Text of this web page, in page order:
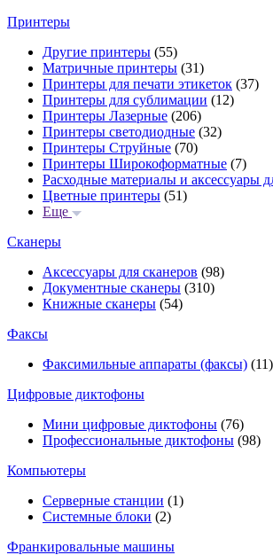
Принтеры
Другие принтеры (55)
Матричные принтеры (31)
Принтеры для печати этикеток (37)
Принтеры для сублимации (12)
Принтеры Лазерные (206)
Принтеры светодиодные (32)
Принтеры Струйные (70)
Принтеры Широкоформатные (7)
Расходные материалы и аксессуары
Цветные принтеры (51)
Еще
Сканеры
Аксессуары для сканеров (98)
Документные сканеры (310)
Книжные сканеры (54)
Факсы
Факсимильные аппараты (факсы) (11)
Цифровые диктофоны
Мини цифровые диктофоны (76)
Профессиональные диктофоны (98)
Компьютеры
Серверные станции (1)
Системные блоки (2)
Франкировальные машины